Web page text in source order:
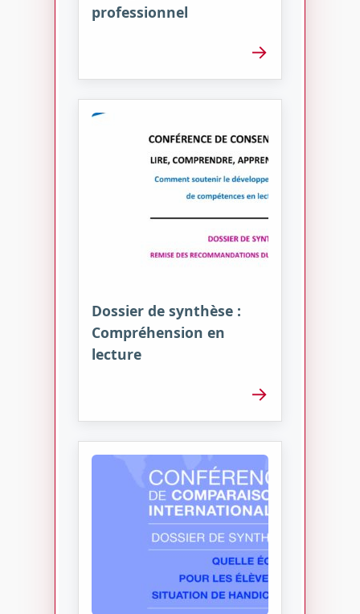
professionnel
→
Dossier de synthèse :
Compréhension en
lecture
→